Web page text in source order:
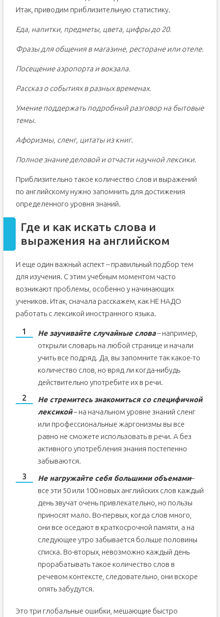
Итак, приводим приблизительную статистику.
Еда, напитки, предметы, цвета, цифры до 20.
Фразы для общения в магазине, ресторане или отеле.
Посещение аэропорта и вокзала.
Рассказ о событиях в разных временах.
Умение поддержать подробный разговор на бытовые
темы.
Афоризмы, сленг, цитаты из книг.
Полное знание деловой и отчасти научной лексики.
Приблизительно такое количество слов и выражений
по английскому нужно запомнить для достижения
определенного уровня знаний.
Где и как искать слова и
выражения на английском
И еще один важный аспект – правильный подбор тем
для изучения. С этим учебным моментом часто
возникают проблемы, особенно у начинающих
учеников. Итак, сначала расскажем, как НЕ НАДО
работать с лексикой иностранного языка.
Не заучивайте случайные слова– например,
открыли словарь на любой странице и начали
учить все подряд. Да, вы запомните так какое-то
количество слов, но вряд ли когда-нибудь
действительно употребите их в речи.
Не стремитесь знакомиться со специфичной
лексикой– на начальном уровне знаний сленг
или профессиональные жаргонизмы вы все
равно не сможете использовать в речи. А без
активного употребления знания постепенно
забываются.
Не нагружайте себя большими объемами–
все эти 50 или 100 новых английских слов каждый
день звучат очень привлекательно, но пользы
приносят мало. Во-первых, когда слов много,
они все оседают в краткосрочной памяти, а на
следующее утро забывается больше половины
списка. Во-вторых, невозможно каждый день
прорабатывать такое количество слов в
речевом контексте, следовательно, они вскоре
опять забудутся.
Это три глобальные ошибки, мешающие быстро